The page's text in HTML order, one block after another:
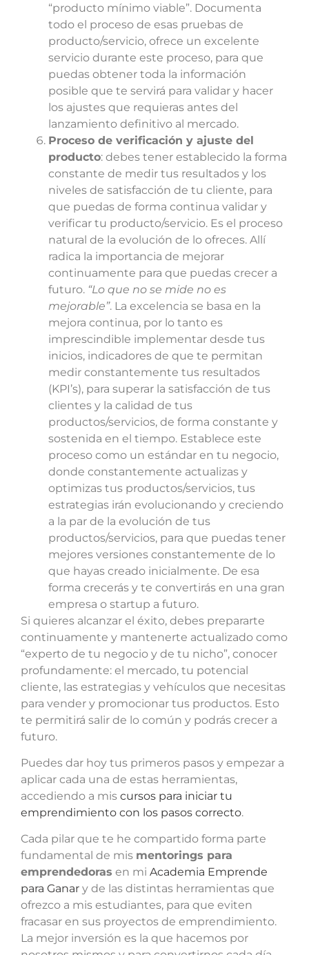
“producto mínimo viable”. Documenta
todo el proceso de esas pruebas de
producto/servicio, ofrece un excelente
servicio durante este proceso, para que
puedas obtener toda la información
posible que te servirá para validar y hacer
los ajustes que requieras antes del
lanzamiento definitivo al mercado.
Proceso de verificación y ajuste del
producto: debes tener establecido la forma
constante de medir tus resultados y los
niveles de satisfacción de tu cliente, para
que puedas de forma continua validar y
verificar tu producto/servicio. Es el proceso
natural de la evolución de lo ofreces. Allí
radica la importancia de mejorar
continuamente para que puedas crecer a
futuro. “Lo que no se mide no es
mejorable”. La excelencia se basa en la
mejora continua, por lo tanto es
imprescindible implementar desde tus
inicios, indicadores de que te permitan
medir constantemente tus resultados
(KPI’s), para superar la satisfacción de tus
clientes y la calidad de tus
productos/servicios, de forma constante y
sostenida en el tiempo. Establece este
proceso como un estándar en tu negocio,
donde constantemente actualizas y
optimizas tus productos/servicios, tus
estrategias irán evolucionando y creciendo
a la par de la evolución de tus
productos/servicios, para que puedas tener
mejores versiones constantemente de lo
que hayas creado inicialmente. De esa
forma crecerás y te convertirás en una gran
empresa o startup a futuro.
Si quieres alcanzar el éxito, debes prepararte
continuamente y mantenerte actualizado como
“experto de tu negocio y de tu nicho”, conocer
profundamente: el mercado, tu potencial
cliente, las estrategias y vehículos que necesitas
para vender y promocionar tus productos. Esto
te permitirá salir de lo común y podrás crecer a
futuro.
Puedes dar hoy tus primeros pasos y empezar a
aplicar cada una de estas herramientas,
accediendo a mis cursos para iniciar tu
emprendimiento con los pasos correcto.
Cada pilar que te he compartido forma parte
fundamental de mis mentorings para
emprendedoras en mi Academia Emprende
para Ganar y de las distintas herramientas que
ofrezco a mis estudiantes, para que eviten
fracasar en sus proyectos de emprendimiento.
La mejor inversión es la que hacemos por